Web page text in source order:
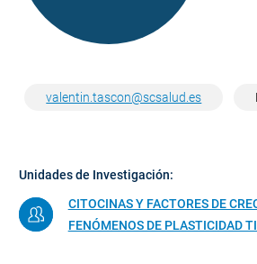
valentin.tascon@scsalud.es
Unidades de Investigación:
CITOCINAS Y FACTORES DE
FENÓMENOS DE PLASTICIDAD